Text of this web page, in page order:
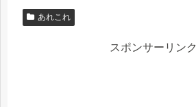
あれこれ
スポンサーリンク